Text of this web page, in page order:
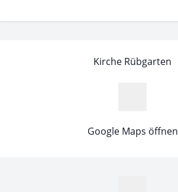
Kirche Rübgarten
Google Maps öffnen